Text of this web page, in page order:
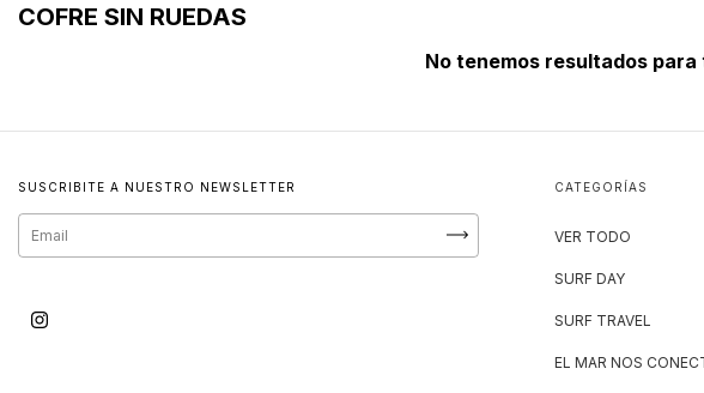
COFRE SIN RUEDAS
No tenemos resultados
SUSCRIBITE A NUESTRO NEWSLETTER CATEGORÍAS
VER TODO
SURF DAY
SURF TRAVEL
EL MAR NOS